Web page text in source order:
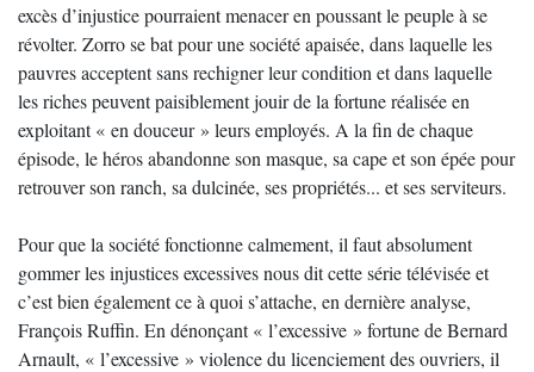
excès d’injustice pourraient menacer en poussant le peuple à se
révolter. Zorro se bat pour une société apaisée, dans laquelle les
pauvres acceptent sans rechigner leur condition et dans laquelle
les riches peuvent paisiblement jouir de la fortune réalisée en
exploitant « en douceur » leurs employés. A la fin de chaque
épisode, le héros abandonne son masque, sa cape et son épée pour
retrouver son ranch, sa dulcinée, ses propriétés... et ses serviteurs.
Pour que la société fonctionne calmement, il faut absolument
gommer les injustices excessives nous dit cette série télévisée et
c’est bien également ce à quoi s’attache, en dernière analyse,
François Ruffin. En dénonçant « l’excessive » fortune de Bernard
Arnault, « l’excessive » violence du licenciement des ouvriers, il